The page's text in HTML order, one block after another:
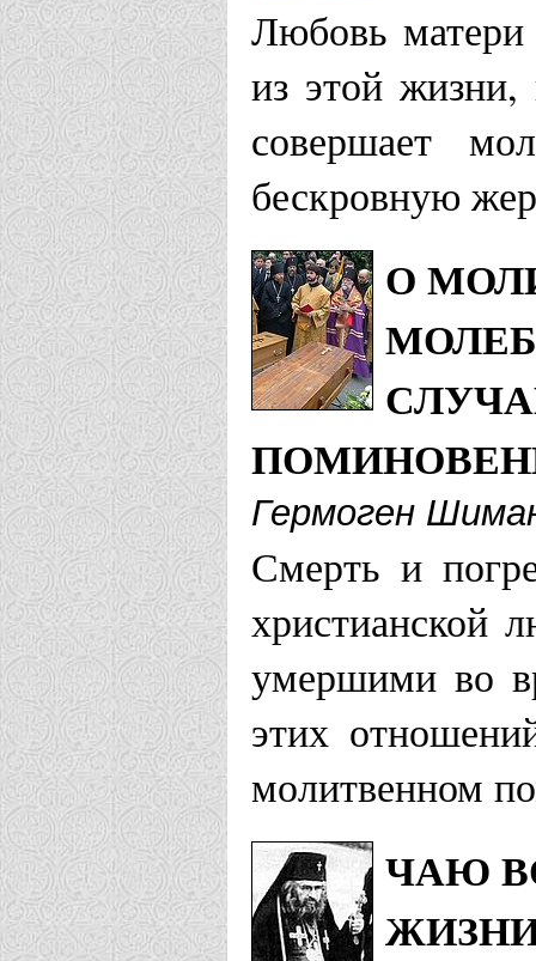
Любовь
из этой жизни,
совершает
бескровную
О
Гермоген
Смерть и
христианской
умершими во
этих
молитвенном
ЧАЮ